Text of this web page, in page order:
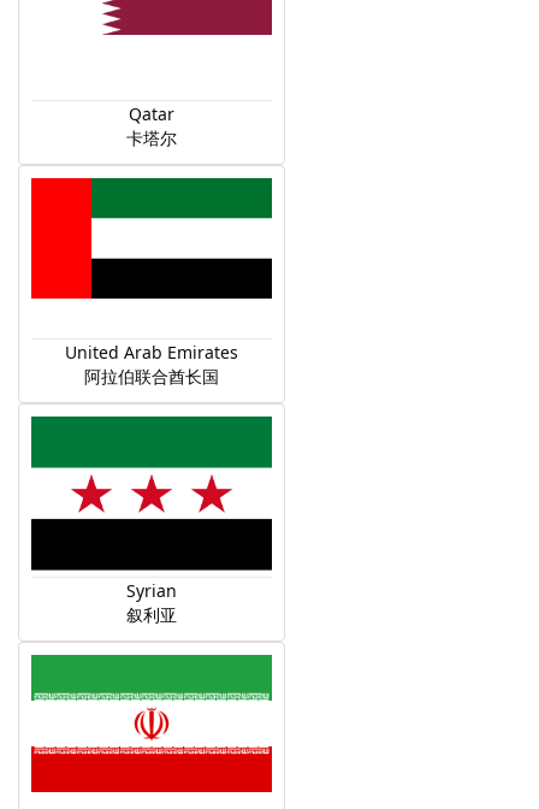
Qatar
卡塔尔
United Arab Emirates
阿拉伯联合酋长国
Syrian
叙利亚